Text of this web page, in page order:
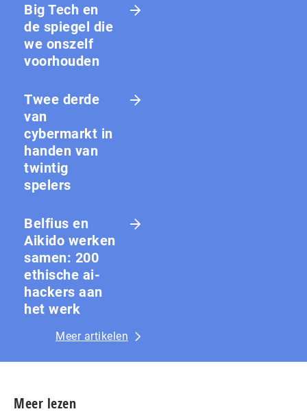
Big Tech en
de spiegel die
we onszelf
voorhouden
Twee derde
van
cybermarkt in
handen van
twintig
spelers
Belfius en
Aikido werken
samen: 200
ethische ai-
hackers aan
het werk
Meer artikelen
Meer lezen